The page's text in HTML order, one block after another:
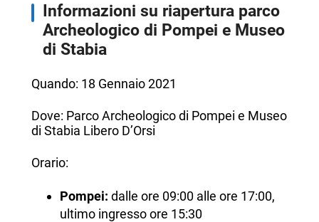
Informazioni su riapertura parco
Archeologico di Pompei e Museo
di Stabia
Quando: 18 Gennaio 2021
Dove: Parco Archeologico di Pompei e Museo
di Stabia Libero D’Orsi
Orario:
Pompei: dalle ore 09:00 alle ore 17:00,
ultimo ingresso ore 15:30